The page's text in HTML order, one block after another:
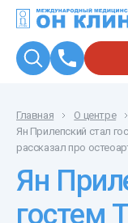
Главная О центре
Ян Прилепский стал
рассказал про
Ян Прилепский стал
гостем